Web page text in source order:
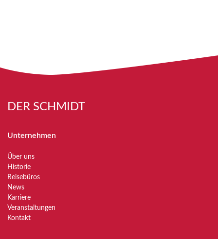
DER SCHMIDT
Unternehmen
Über uns
Historie
Reisebüros
News
Karriere
Veranstaltungen
Kontakt